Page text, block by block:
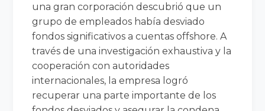
una gran corporación descubrió que un
grupo de empleados había desviado
fondos significativos a cuentas offshore. A
través de una investigación exhaustiva y la
cooperación con autoridades
internacionales, la empresa logró
recuperar una parte importante de los